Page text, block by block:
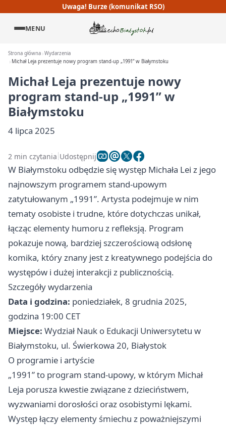
Uwaga! Burze (komunikat RSO)
MENU
Strona główna Wydarzenia
Michał Leja prezentuje nowy program stand-up „1991” w Białymstoku
Michał Leja prezentuje nowy
program stand-up „1991” w
Białymstoku
4 lipca 2025
2 min czytania Udostępnij
W Białymstoku odbędzie się występ Michała Lei z jego
najnowszym programem stand-upowym
zatytułowanym „1991”. Artysta podejmuje w nim
tematy osobiste i trudne, które dotychczas unikał,
łącząc elementy humoru z refleksją. Program
pokazuje nową, bardziej szczerościową odsłonę
komika, który znany jest z kreatywnego podejścia do
występów i dużej interakcji z publicznością.
Szczegóły wydarzenia
Data i godzina: poniedziałek, 8 grudnia 2025,
godzina 19:00 CET
Miejsce: Wydział Nauk o Edukacji Uniwersytetu w
Białymstoku, ul. Świerkowa 20, Białystok
O programie i artyście
„1991” to program stand-upowy, w którym Michał
Leja porusza kwestie związane z dzieciństwem,
wyzwaniami dorosłości oraz osobistymi lękami.
Występ łączy elementy śmiechu z poważniejszymi